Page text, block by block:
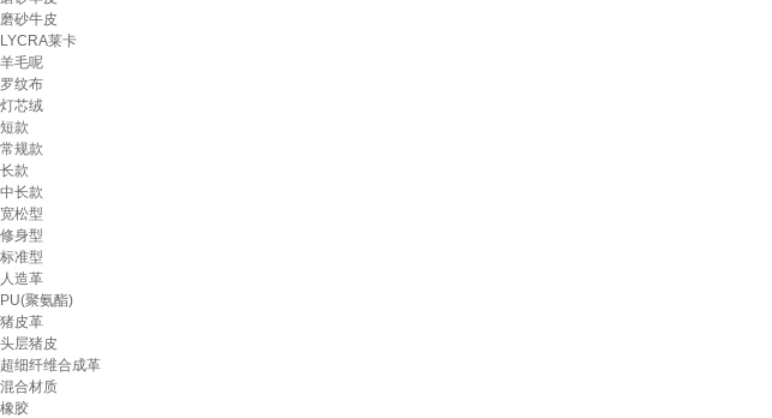
磨砂牛皮
LYCRA莱卡
羊毛呢
罗纹布
灯芯绒
短款
常规款
长款
中长款
宽松型
修身型
标准型
人造革
PU(聚氨酯)
猪皮革
头层猪皮
超细纤维合成革
混合材质
橡胶